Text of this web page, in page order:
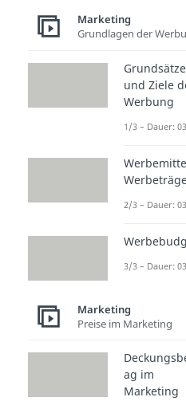
Grenzen
die
werden
Land
Kultur
Region
Zum
süße
dort
Getränke
Marketing
Grundlagen der
Grundsätze
und Ziele
Werbung
1/3 – Dauer:
2/3 – Dauer:
3/3 – Dauer:
Marketing
Preise im Marketing
ag im
Marketing